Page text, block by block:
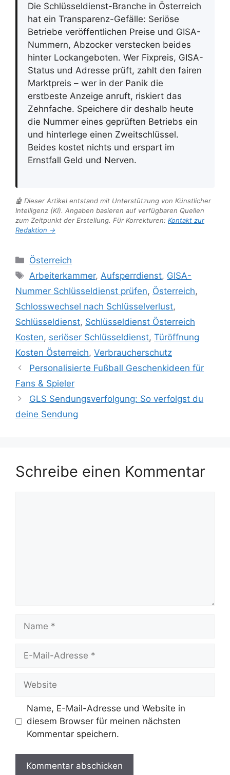
Die Schlüsseldienst-Branche in Österreich
hat ein Transparenz-Gefälle: Seriöse
Betriebe veröffentlichen Preise und GISA-
Nummern, Abzocker verstecken beides
hinter Lockangeboten. Wer Fixpreis, GISA-
Status und Adresse prüft, zahlt den fairen
Marktpreis – wer in der Panik die
erstbeste Anzeige anruft, riskiert das
Zehnfache. Speichere dir deshalb heute
die Nummer eines geprüften Betriebs ein
und hinterlege einen Zweitschlüssel.
Beides kostet nichts und erspart im
Ernstfall Geld und Nerven.
🤖 Dieser Artikel entstand mit Unterstützung von Künstlicher
Intelligenz (KI). Angaben basieren auf verfügbaren Quellen
zum Zeitpunkt der Erstellung. Für Korrekturen: Kontakt zur
Redaktion →
Kategorien
Österreich
Schlagwörter
Arbeiterkammer,Aufsperrdienst, GISA-
Nummer Schlüsseldienst prüfen, Österreich,
Schlosswechsel nach Schlüsselverlust,
Schlüsseldienst, Schlüsseldienst Österreich
Kosten, seriöser Schlüsseldienst, Türöffnung
Kosten Österreich, Verbraucherschutz
Personalisierte Fußball Geschenkideen für
Fans & Spieler
GLS Sendungsverfolgung: So verfolgst du
deine Sendung
Schreibe einen Kommentar
Name
Website
Name, E-Mail-Adresse und Website in
diesem Browser für meinen nächsten
Kommentar speichern.